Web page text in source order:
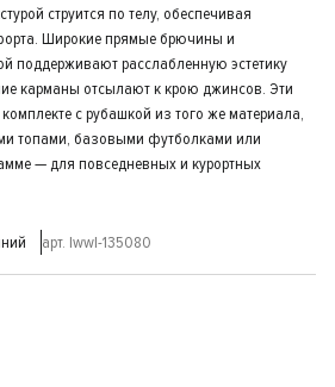
струится по телу, обеспечивая
Широкие прямые брючины и
поддерживают расслабленную эстетику
карманы отсылают к крою джинсов. Эти
с рубашкой из того же материала,
топами, базовыми футболками или
— для повседневных и курортных
арт. lwwl-135080